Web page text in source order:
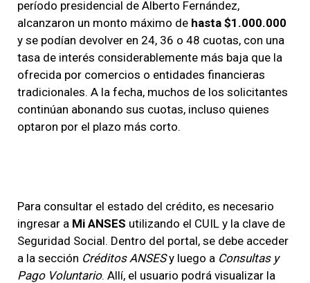
período presidencial de Alberto Fernández,
alcanzaron un monto máximo de hasta $1.000.000
y se podían devolver en 24, 36 o 48 cuotas, con una
tasa de interés considerablemente más baja que la
ofrecida por comercios o entidades financieras
tradicionales. A la fecha, muchos de los solicitantes
continúan abonando sus cuotas, incluso quienes
optaron por el plazo más corto.
Para consultar el estado del crédito, es necesario
ingresar a Mi ANSES utilizando el CUIL y la clave de
Seguridad Social. Dentro del portal, se debe acceder
a la sección Créditos ANSESy luego a Consultas y
Pago Voluntario. Allí, el usuario podrá visualizar la